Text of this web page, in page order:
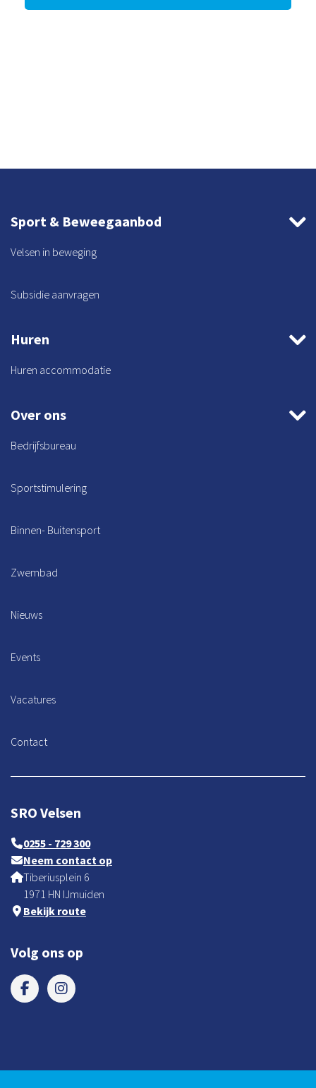
Sport & Beweegaanbod
Velsen in beweging
Subsidie aanvragen
Huren
Huren accommodatie
Over ons
Bedrijfsbureau
Sportstimulering
Binnen- Buitensport
Zwembad
Nieuws
Events
Vacatures
Contact
SRO Velsen
0255 - 729 300
Neem contact op
Tiberiusplein 6
1971 HN IJmuiden
Bekijk route
Volg ons op